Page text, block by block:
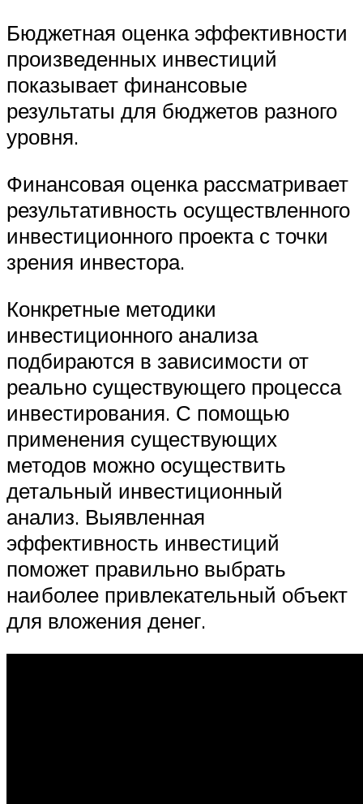
Бюджетная оценка эффективности
произведенных инвестиций
показывает финансовые
результаты для бюджетов разного
уровня.
Финансовая оценка рассматривает
результативность осуществленного
инвестиционного проекта с точки
зрения инвестора.
Конкретные методики
инвестиционного анализа
подбираются в зависимости от
реально существующего процесса
инвестирования. С помощью
применения существующих
методов можно осуществить
детальный инвестиционный
анализ. Выявленная
эффективность инвестиций
поможет правильно выбрать
наиболее привлекательный объект
для вложения денег.